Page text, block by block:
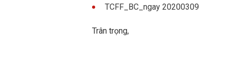
TCFF_BC_ngay 20200309
Trân trọng,